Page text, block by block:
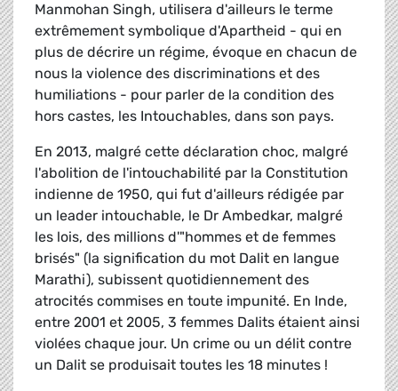
Manmohan Singh, utilisera d'ailleurs le terme
extrêmement symbolique d'Apartheid - qui en
plus de décrire un régime, évoque en chacun de
nous la violence des discriminations et des
humiliations - pour parler de la condition des
hors castes, les Intouchables, dans son pays.
En 2013, malgré cette déclaration choc, malgré
l'abolition de l'intouchabilité par la Constitution
indienne de 1950, qui fut d'ailleurs rédigée par
un leader intouchable, le Dr Ambedkar, malgré
les lois, des millions d'"hommes et de femmes
brisés" (la signification du mot Dalit en langue
Marathi), subissent quotidiennement des
atrocités commises en toute impunité. En Inde,
entre 2001 et 2005, 3 femmes Dalits étaient ainsi
violées chaque jour. Un crime ou un délit contre
un Dalit se produisait toutes les 18 minutes !